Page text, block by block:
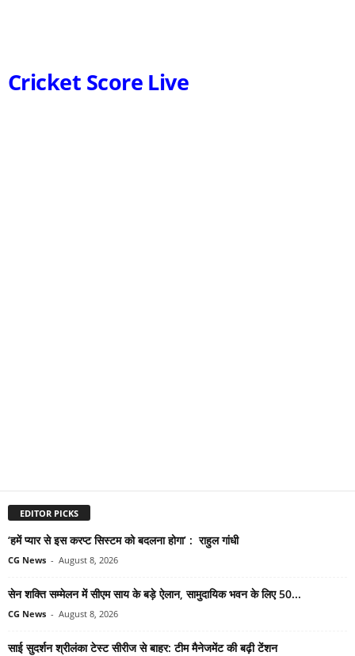
Cricket Score Live
EDITOR PICKS
‘हमें प्यार से इस करप्ट सिस्टम को बदलना होगा’ : राहुल गांधी
CG News - August 8, 2026
सेन शक्ति सम्मेलन में सीएम साय के बड़े ऐलान, सामुदायिक भवन के लिए 50...
CG News - August 8, 2026
साई सुदर्शन श्रीलंका टेस्ट सीरीज से बाहर: टीम मैनेजमेंट की बढ़ी टेंशन